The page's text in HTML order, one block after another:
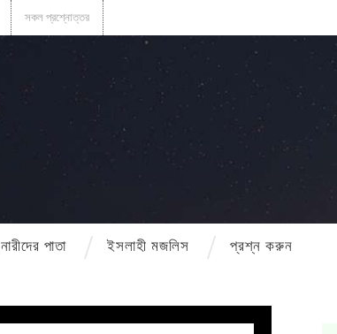
সকল প্রশ্নোত্তর
নারীদের পাতা ইসলাহী মজলিস প্রশ্ন করুন